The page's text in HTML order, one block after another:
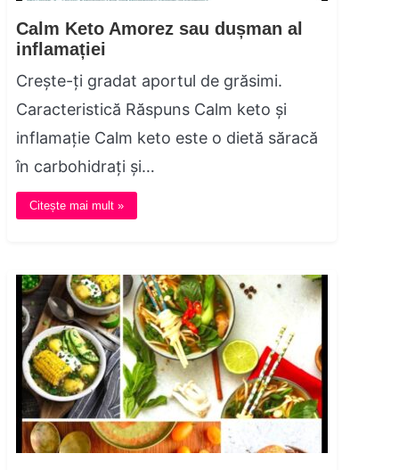
Calm Keto Amorez sau dușman al
inflamației
Crește-ți gradat aportul de grăsimi.
Caracteristică Răspuns Calm keto și
inflamație Calm keto este o dietă săracă
în carbohidrați și…
Citește mai mult »